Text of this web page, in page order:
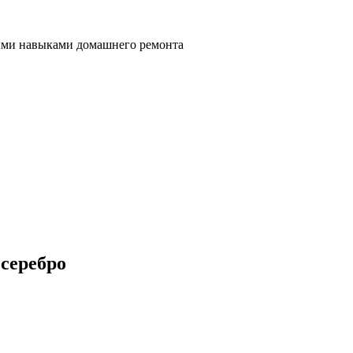
навыками домашнего ремонта